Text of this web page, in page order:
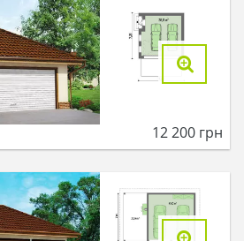
12 200 грн